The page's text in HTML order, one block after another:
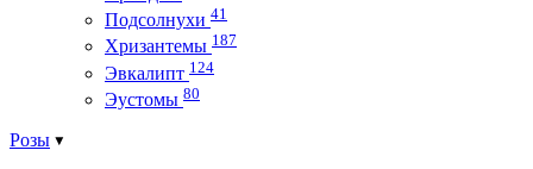
Подсолнухи 41
Хризантемы 187
Эвкалипт 124
Эустомы 80
Розы